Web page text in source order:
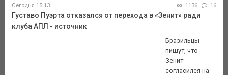
Сегодня 15:13 1136 16
Густаво Пуэрта отказался от перехода в «Зенит» ради
клуба АПЛ - источник
Бразильцы
пишут, что
Зенит
согласился на